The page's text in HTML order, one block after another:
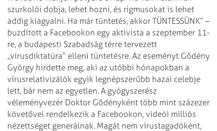
szurkolói dobja, lehet hozni, és rigmusokat is lehet
addig kiagyalni. Ha már tüntetés, akkor TÜNTESSÜNK” –
buzdított a Facebookon egy aktivista a szeptember 11-
re, a budapesti Szabadság térre tervezett
„vírusdiktatúra” elleni tüntetésre. Az eseményt Gődény
György hirdette meg, aki az utóbbi hónapokban a
vírusrelativizálók egyik legnépszerűbb hazai celebje
lett, bár nem az egyetlen. A gyógyszerész
véleményvezér Doktor Gődényként több mint százezer
követővel rendelkezik a Facebookon, videói milliós
nézettséget generálnak. Magát nem vírustagadóként,